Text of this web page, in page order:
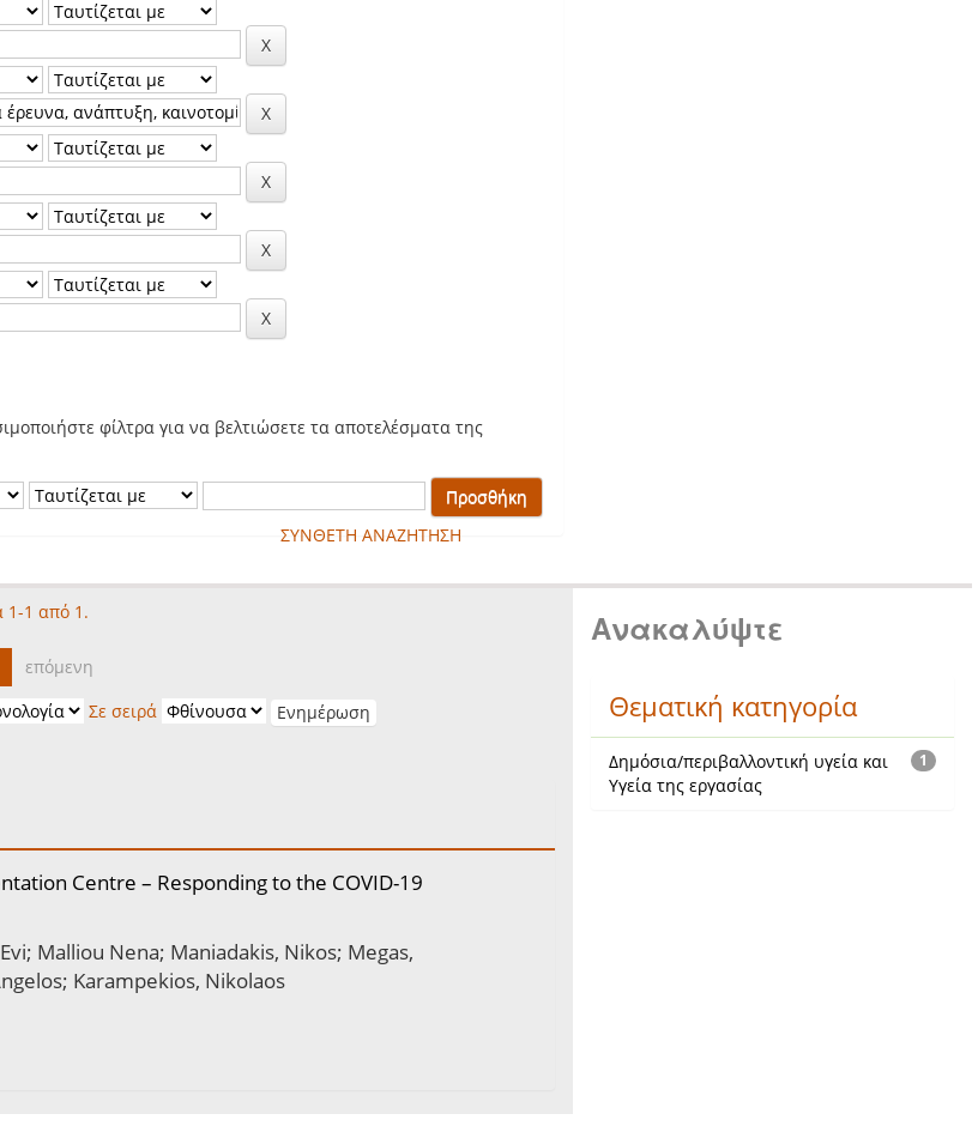
φίλτρα για να βελτιώσετε τα αποτελέσματα της
ΣΥΝΘΕΤΗ ΑΝΑΖΗΤΗΣΗ
1-1 από 1.
επόμενη
Σε σειρά
Centre – Responding to the COVID-19
Malliou Nena; Maniadakis, Nikos; Megas,
Karampekios, Nikolaos
Ανακαλύψτε
Θεματική κατηγορία
1
Δημόσια/περιβαλλοντική υγεία και
Υγεία της εργασίας